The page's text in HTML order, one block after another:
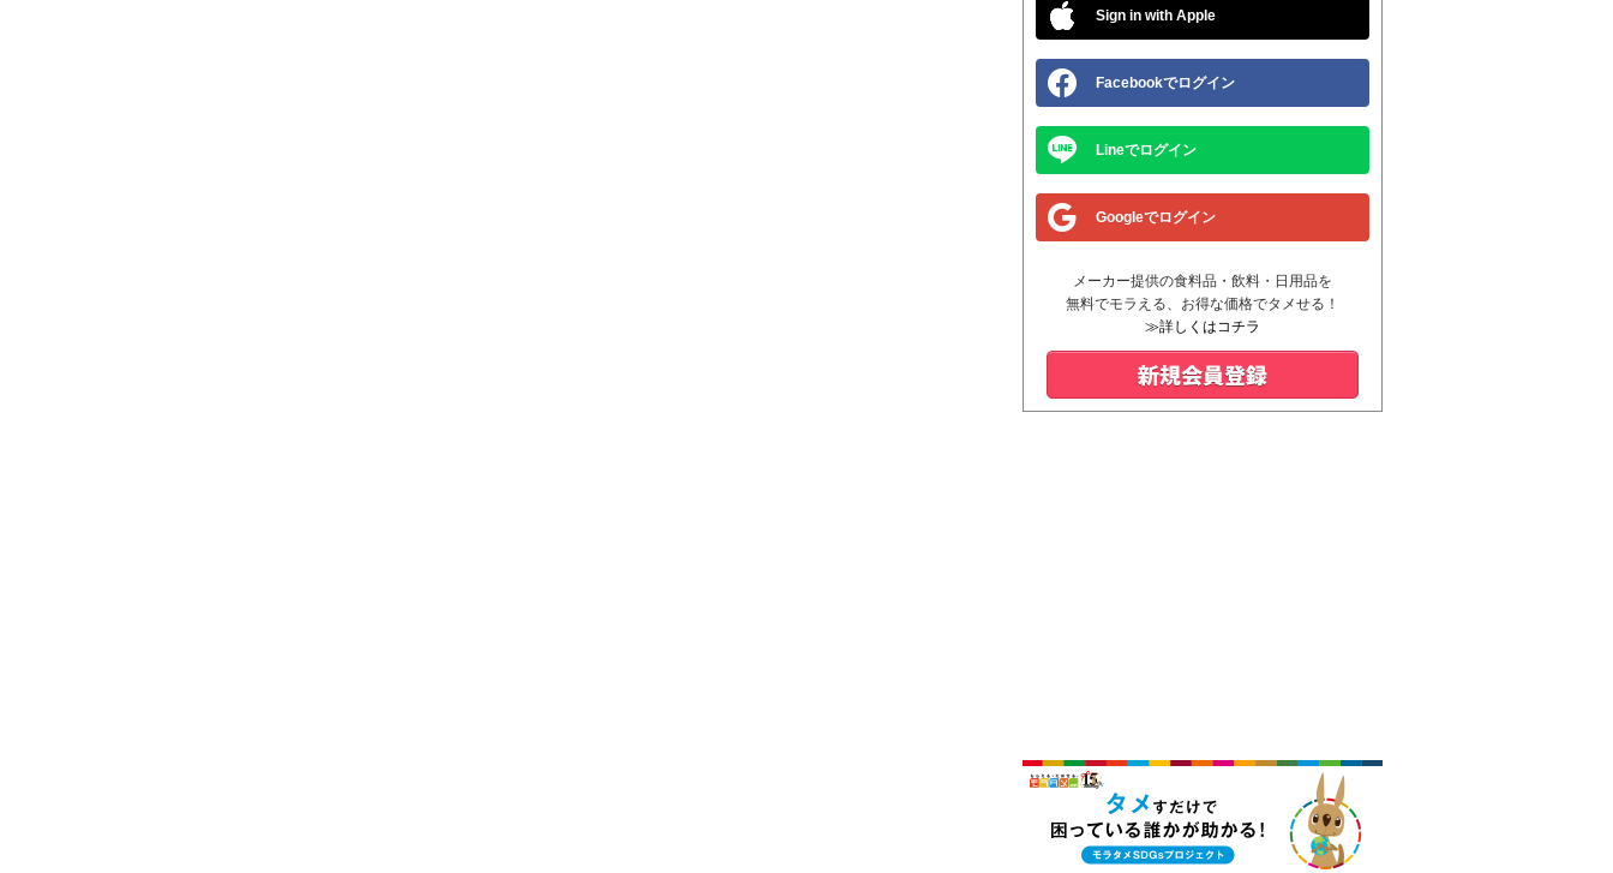
Sign in with Apple
Facebookでログイン
Lineでログイン
Googleでログイン
メーカー提供の食料品・飲料・日用品を
無料でモラえる、お得な価格でタメせる！
≫詳しくはコチラ